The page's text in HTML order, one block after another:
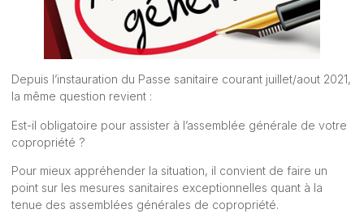
Depuis l’instauration du Passe sanitaire courant juillet/aout 2021,
la même question revient :
Est-il obligatoire pour assister à l’assemblée générale de votre
copropriété ?
Pour mieux appréhender la situation, il convient de faire un
point sur les mesures sanitaires exceptionnelles quant à la
tenue des assemblées générales de copropriété.